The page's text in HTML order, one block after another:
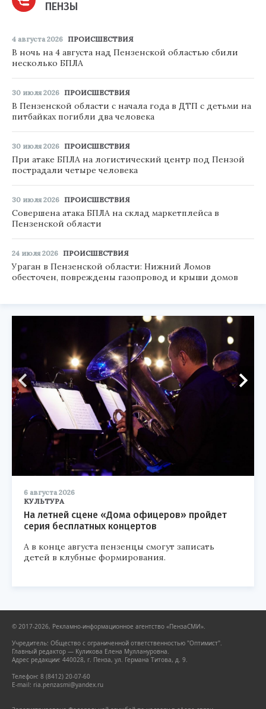
ПЕНЗЫ
4 августа 2026 ПРОИСШЕСТВИЯ
В ночь на 4 августа над Пензенской областью сбили
несколько БПЛА
30 июля 2026 ПРОИСШЕСТВИЯ
В Пензенской области с начала года в ДТП с детьми на
питбайках погибли два человека
30 июля 2026 ПРОИСШЕСТВИЯ
При атаке БПЛА на логистический центр под Пензой
пострадали четыре человека
30 июля 2026 ПРОИСШЕСТВИЯ
Совершена атака БПЛА на склад маркетплейса в
Пензенской области
24 июля 2026 ПРОИСШЕСТВИЯ
Ураган в Пензенской области: Нижний Ломов
обесточен, повреждены газопровод и крыши домов
6 августа 2026
КУЛЬТУРА
На летней сцене «Дома офицеров» пройдет
серия бесплатных концертов
А в конце августа пензенцы смогут записать
детей в клубные формирования.
© 2017-2026, Рекламно-информационное агентство «ПензаСМИ».
Учредитель: Общество с ограниченной ответственностью "Оптимист".
Главный редактор — Куликова Елена Муллануровна.
Адрес редакции: 440028, г. Пенза, ул. Германа Титова, д. 9.
Телефон: 8 (8412) 20-07-60
E-mail: ria.penzasmi@yandex.ru